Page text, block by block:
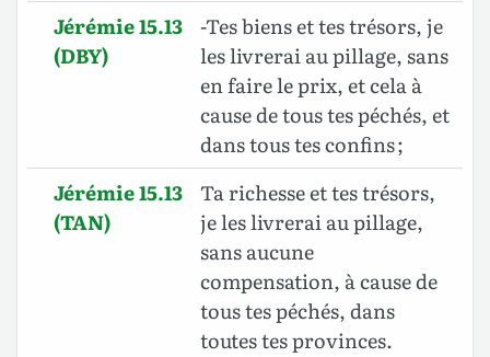
Jérémie 15.13
(DBY)
-Tes biens et tes trésors, je
les livrerai au pillage, sans
en faire le prix, et cela à
cause de tous tes péchés, et
dans tous tes confins ;
Jérémie 15.13
(TAN)
Ta richesse et tes trésors,
je les livrerai au pillage,
sans aucune
compensation, à cause de
tous tes péchés, dans
toutes tes provinces.